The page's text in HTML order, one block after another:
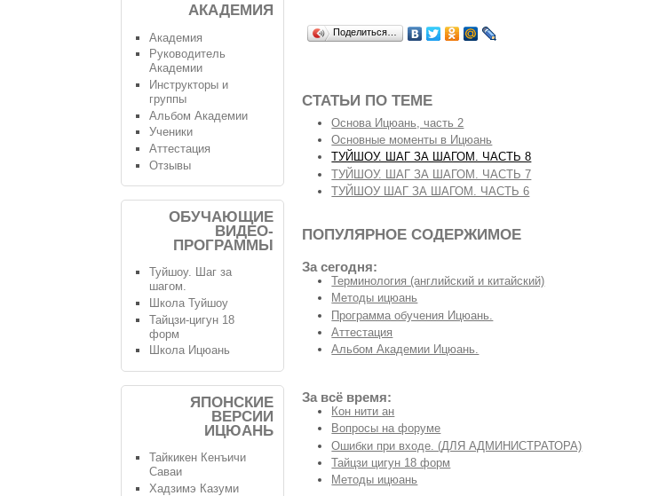
Поделиться…
СТАТЬИ ПО ТЕМЕ
Основа Ицюань, часть 2
Основные моменты в Ицюань
ТУЙШОУ. ШАГ ЗА ШАГОМ. ЧАСТЬ 8
ТУЙШОУ. ШАГ ЗА ШАГОМ. ЧАСТЬ 7
ТУЙШОУ ШАГ ЗА ШАГОМ. ЧАСТЬ 6
ПОПУЛЯРНОЕ СОДЕРЖИМОЕ
За сегодня:
Терминология (английский и китайский)
Методы ицюань
Программа обучения Ицюань.
Аттестация
Альбом Академии Ицюань.
За всё время:
Кон нити ан
Вопросы на форуме
Ошибки при входе. (ДЛЯ АДМИНИСТРАТОРА)
Тайцзи цигун 18 форм
Методы ицюань
АКАДЕМИЯ
Академия
Руководитель
Академии
Инструкторы и
группы
Альбом Академии
Ученики
Аттестация
Отзывы
ОБУЧАЮЩИЕ
ВИДЕО-
ПРОГРАММЫ
Туйшоу. Шаг за
шагом.
Школа Туйшоу
Тайцзи-цигун 18
форм
Школа Ицюань
ЯПОНСКИЕ
ВЕРСИИ
ИЦЮАНЬ
Тайкикен Кенъичи
Саваи
Хадзимэ Казуми